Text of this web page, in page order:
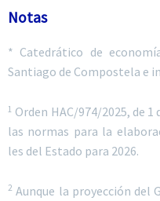
Notas
* Catedrático de
Santiago de Compostela e
1 Orden HAC/974/2025, de
las normas para la
les del Estado para 2026.
2 Aunque la proyección del